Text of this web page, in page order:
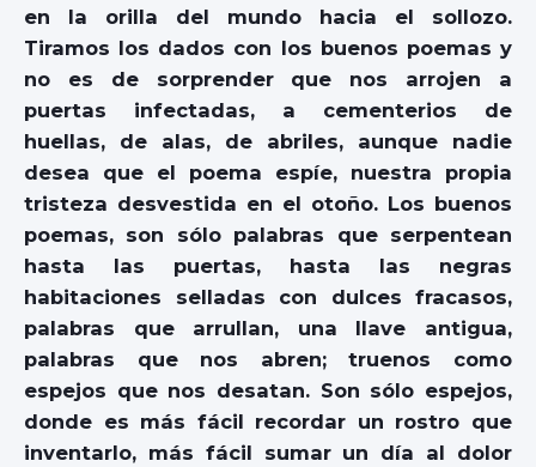
en la orilla del mundo hacia el sollozo.
Tiramos los dados con los buenos poemas y
no es de sorprender que nos arrojen a
puertas infectadas, a cementerios de
huellas, de alas, de abriles, aunque nadie
desea que el poema espíe, nuestra propia
tristeza desvestida en el otoño. Los buenos
poemas, son sólo palabras que serpentean
hasta las puertas, hasta las negras
habitaciones selladas con dulces fracasos,
palabras que arrullan, una llave antigua,
palabras que nos abren; truenos como
espejos que nos desatan. Son sólo espejos,
donde es más fácil recordar un rostro que
inventarlo, más fácil sumar un día al dolor